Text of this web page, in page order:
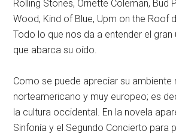
Rolling Stones, Ornette Coleman, Bud
Wood, Kind of Blue, Upm on the Roof
Todo lo que nos da a entender el gran
que abarca su oído.
Como se puede apreciar su ambiente
norteamericano y muy europeo; es
la cultura occidental. En la novela
Sinfonía y el Segundo Concierto para